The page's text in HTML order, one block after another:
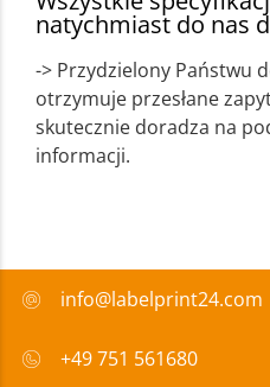
natychmiast do nas
-> Przydzielony Państwu
otrzymuje przesłane
skutecznie doradza na
informacji.
info@labelprint24.com
+49 751 561680